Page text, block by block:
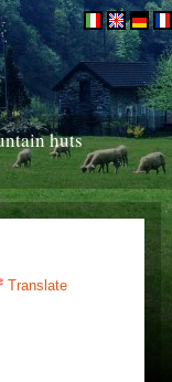
huts
Translate